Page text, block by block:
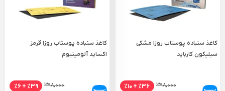
کاغذ سنباده پوستاب روزا مشکی
سیلیکون کارباید
۳۹۸,۰۰۰ ٪۳۶ + ٪۱۰
کاغذ سنباده پوستاب روزا قرمز
اکساید آلومینیوم
۳۹۸,۰۰۰ ٪۳۹ + ٪۶